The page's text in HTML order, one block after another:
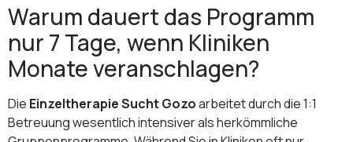
Warum dauert das Programm
nur 7 Tage, wenn Kliniken
Monate veranschlagen?
Die Einzeltherapie Sucht Gozoarbeitet durch die 1:1
Betreuung wesentlich intensiver als herkömmliche